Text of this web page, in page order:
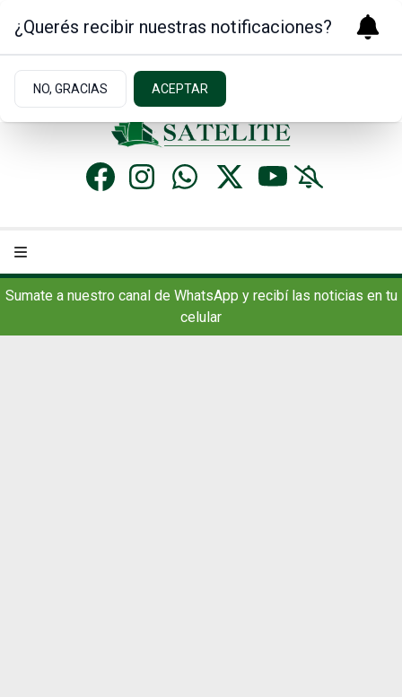
12.1ºc | Concordia, AR
Sumate a nuestro canal de WhatsApp y recibí las noticias en tu
celular
¿Querés recibir nuestras notificaciones?
NO, GRACIAS ACEPTAR